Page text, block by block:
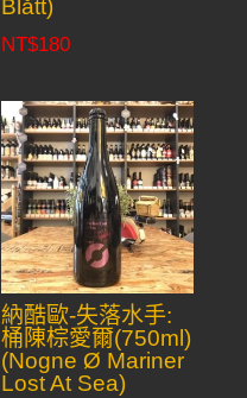
Blått)
NT$180
納酷歐-失落水手:
桶陳棕愛爾(750ml)
(Nogne Ø Mariner
Lost At Sea)